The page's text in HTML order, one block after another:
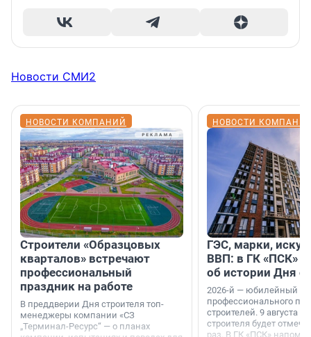
Новости СМИ2
НОВОСТИ КОМПАНИЙ
Строители «Образцовых
кварталов» встречают
профессиональный
праздник на работе
В преддверии Дня строителя топ-
менеджеры компании «СЗ
„Терминал-Ресурс“ — о планах
НОВОСТИ
ГЭС, марки,
ВВП: в ГК «ПСК»
об истории Дня
2026-й — юбилейный
профессионального
строителей. 9 августа
строителя будет
раз. В ГК «ПСК»